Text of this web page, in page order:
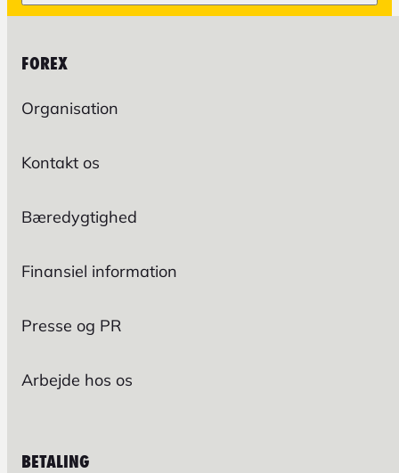
FOREX
Organisation
Kontakt os
Bæredygtighed
Finansiel information
Presse og PR
Arbejde hos os
BETALING